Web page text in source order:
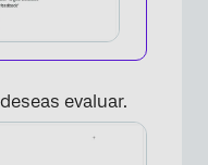
evaluar.